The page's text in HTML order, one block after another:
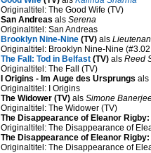
Originaltitel: The Good Wife (TV)
San Andreas als Serena
Originaltitel: San Andreas
Brooklyn Nine-Nine (TV) als
Originaltitel: Brooklyn Nine-Nine
The Fall: Tod in Belfast (TV) als Reed
Originaltitel: The Fall (TV)
I Origins - Im Auge des Ursprungs als
Originaltitel: I Origins
The Widower (TV) als Simone
Originaltitel: The Widower (TV)
The Disappearance of Eleanor
Originaltitel: The Disappearance of
The Disappearance of Eleanor Rigby:
Originaltitel: The Disappearance of